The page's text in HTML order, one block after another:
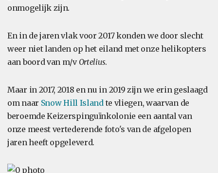
onmogelijk zijn.
En in de jaren vlak voor 2017 konden we door slecht
weer niet landen op het eiland met onze helikopters
aan boord van m/v Ortelius.
Maar in 2017, 2018 en nu in 2019 zijn we erin geslaagd
om naar Snow Hill Islandte vliegen, waarvan de
beroemde Keizerspinguïnkolonie een aantal van
onze meest vertederende foto's van de afgelopen
jaren heeft opgeleverd.